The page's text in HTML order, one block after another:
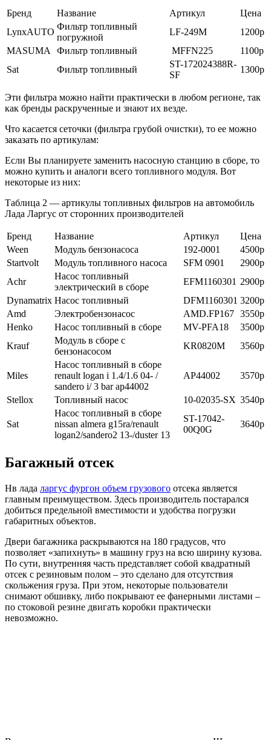
Бренд Название Артикул
Цена
LynxAUTO
Фильтр топливный
погружной
LF-249M
1200р
MASUMA
Фильтр топливный MFFN225
1100р
Sat
Фильтр топливный
ST-172024388R-
SF
1300р
Эти фильтра можно найти практически в любом регионе, так
как бренды раскрученные и знают их везде.
Что касается сеточки (фильтра грубой очистки), то ее можно
заказать по артикулам:
Если Вы планируете заменить насосную станцию в сборе, то
можно купить и аналоги всего топливного модуля. Вот
некоторые из них:
Таблица 2 — артикулы топливных фильтров на автомобиль
Лада Ларгус от сторонних производителей
Бренд Название Артикул
Цена
Ween
Модуль бензонасоса 192-0001
4500р
Startvolt
Модуль топливного насоса SFM 0901
2900р
Achr
Насос топливный
электрический в сборе
EFM1160301 2900р
Dynamatrix Насос топливный DFM1160301 3200р
Amd
Электробензонасос AMD.FP167 3550р
Henko
Насос топливный в сборе MV-PFA18
3500р
Krauf
Модуль в сборе с
бензонасосом
KR0820M 3560р
Miles
Насос топливный в сборе
renault logan i 1.4/1.6 04- /
sandero i/ 3 bar ap44002
AP44002 3570р
Stellox Топливный насос 10-02035-SX 3540р
Sat
Насос топливный в сборе
nissan almera g15ra/renault
logan2/sandero2 13-/duster 13
ST-17042-
00Q0G
3640р
Багажный отсек
Нв лада ларгус фургон объем грузового отсека является
главным преимуществом. Здесь производитель постарался
добиться предельной вместимости и удобства погрузки
габаритных объектов.
Двери багажника раскрываются на 180 градусов, что
позволяет «запихнуть» в машину груз на всю ширину кузова.
По сути, внутренняя часть представляет собой квадратный
отсек с резиновым полом – это сделано для отсутствия
скольжения груза. При этом, некоторые пользователи
снимают обшивку, либо покрывают ее фанерными листами –
по стоковой резине двигать коробки практически
невозможно.